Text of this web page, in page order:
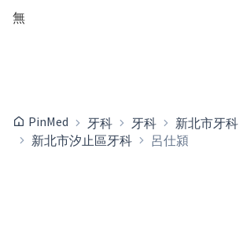
無
PinMed 牙科 牙科
新北市牙科
新北市汐止區牙科
呂仕潁